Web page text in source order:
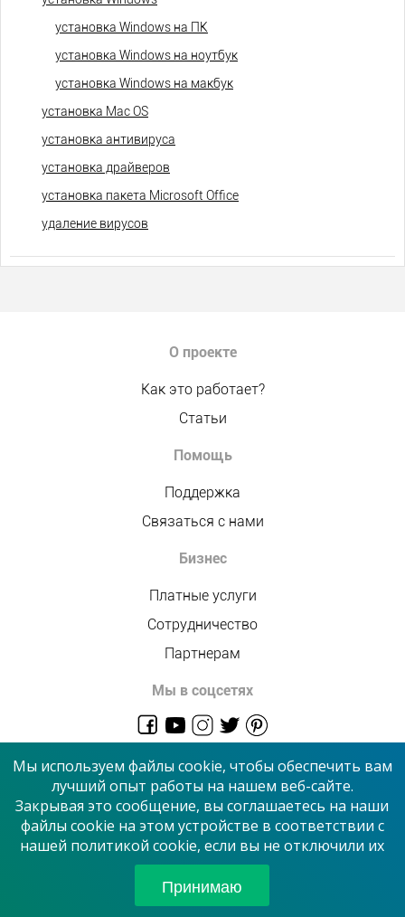
установка Windows на ПК
установка Windows на ноутбук
установка Windows на макбук
установка Mac OS
установка антивируса
установка драйверов
установка пакета Microsoft Office
удаление вирусов
О проекте
Как это работает?
Статьи
Помощь
Поддержка
Связаться с нами
Бизнес
Платные услуги
Сотрудничество
Партнерам
Мы в соцсетях
© 2026 “Сервисный центр”
Принимаем к оплате
Мы используем файлы cookie, чтобы обеспечить вам
лучший опыт работы на нашем веб-сайте.
Закрывая это сообщение, вы соглашаетесь на наши
файлы cookie на этом устройстве в соответствии с
нашей политикой cookie, если вы не отключили их
Принимаю